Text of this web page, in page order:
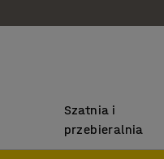
Szatnia i
przebieralnia